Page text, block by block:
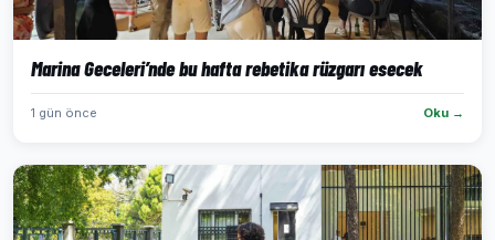
Marina Geceleri’nde bu hafta rebetika rüzgarı esecek
1 gün önce Oku →